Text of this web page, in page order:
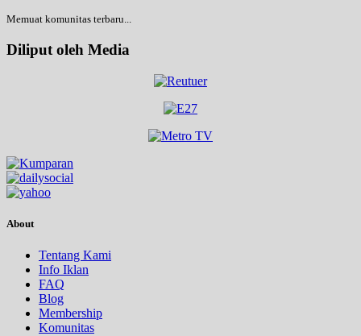
Memuat komunitas terbaru...
Diliput oleh Media
About
Tentang Kami
Info Iklan
FAQ
Blog
Membership
Komunitas